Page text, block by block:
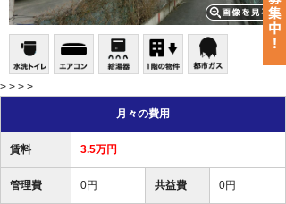
> > > >
月々の費用
賃料 3.5万円
管理費 0円 共益費 0円